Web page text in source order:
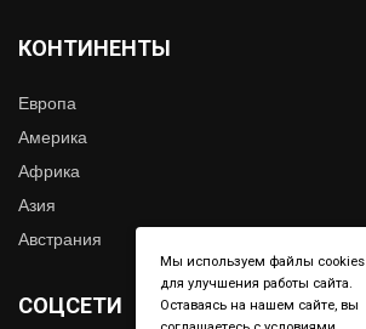
КОНТИНЕНТЫ
Европа
Америка
Африка
Азия
Австрания
СОЦСЕТИ
Мы используем файлы cookies
для улучшения работы сайта.
Оставаясь на нашем сайте, вы